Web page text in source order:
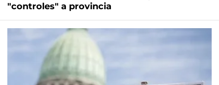
"controles" a provincia